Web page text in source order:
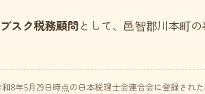
スク税務顧問 として、邑智郡川本町
和8年5月29日時点の日本税理士会連合会に登録され